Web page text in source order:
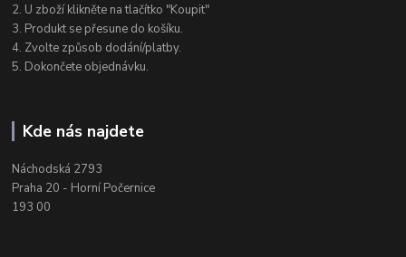
2. U zboží klikněte na tlačítko "Koupit"
3. Produkt se přesune do košíku.
4. Zvolte způsob dodání/platby.
5. Dokončete objednávku.
Kde nás najdete
Náchodská 2793
Praha 20 - Horní Počernice
193 00